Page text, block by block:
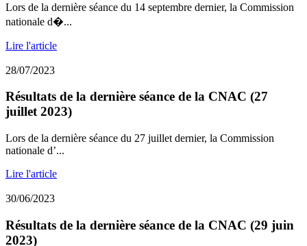
Lors de la dernière séance du 14 septembre dernier, la Commission
nationale d�...
Lire l'article
28/07/2023
Résultats de la dernière séance de la CNAC (27
juillet 2023)
Lors de la dernière séance du 27 juillet dernier, la Commission
nationale d’...
Lire l'article
30/06/2023
Résultats de la dernière séance de la CNAC (29 juin
2023)